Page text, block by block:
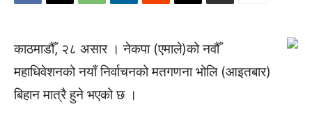
काठमाडौँ, २८ असार । नेकपा (एमाले)को नवौँ
महाधिवेशनको नयाँ निर्वाचनको मतगणना भोलि (आइतबार)
बिहान मात्रै हुने भएको छ ।